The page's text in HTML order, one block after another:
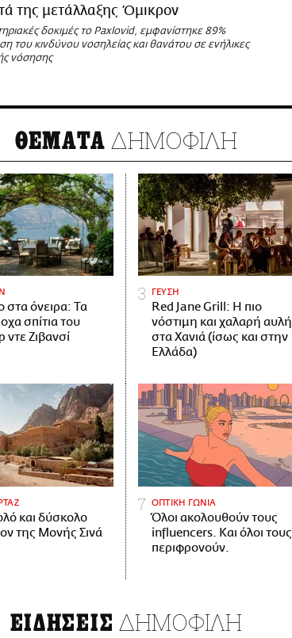
της μετάλλαξης Όμικρον
δοκιμές το Paxlovid, εμφανίστηκε 89%
του κινδύνου νοσηλείας και θανάτου σε ενήλικες
νόσησης
ΘΕΜΑΤΑ ΔΗΜΟΦΙΛΗ
στα όνειρα: Τα
σπίτια του
ντε Ζιβανσί
ΓΕΥΣΗ
Red Jane Grill: Η πιο
νόστιμη και χαλαρή αυλή
στα Χανιά (ίσως και στην
Ελλάδα)
και δύσκολο
της Μονής Σινά
ΟΠΤΙΚΗ ΓΩΝΙΑ
Όλοι ακολουθούν τους
influencers. Και όλοι τους
περιφρονούν.
ΕΙΔΗΣΕΙΣ ΔΗΜΟΦΙΛΗ